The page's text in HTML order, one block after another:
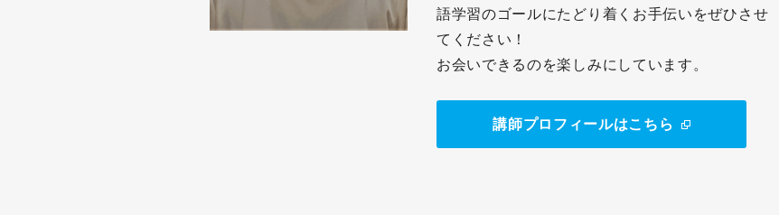
語学習のゴールにたどり着くお手伝いをぜひさせ
てください！
お会いできるのを楽しみにしています。
講師プロフィールはこちら